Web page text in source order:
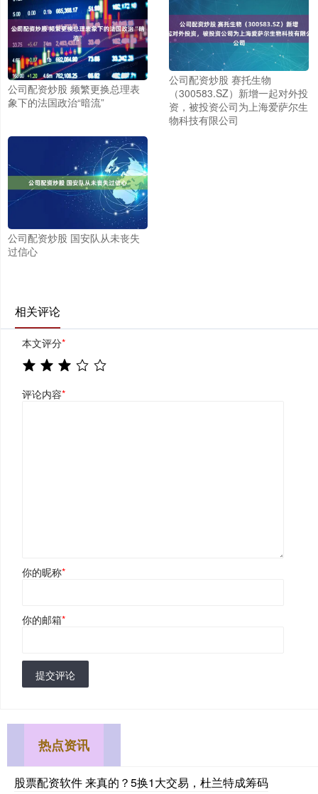
公司配资炒股 频繁更换总理表
象下的法国政治“暗流”
公司配资炒股 赛托生物
（300583.SZ）新增一起对外投
资，被投资公司为上海爱萨尔生
物科技有限公司
公司配资炒股 国安队从未丧失
过信心
相关评论
本文评分*
评论内容*
你的昵称*
你的邮箱*
提交评论
热点资讯
股票配资软件 来真的？5换1大交易，杜兰特成筹码